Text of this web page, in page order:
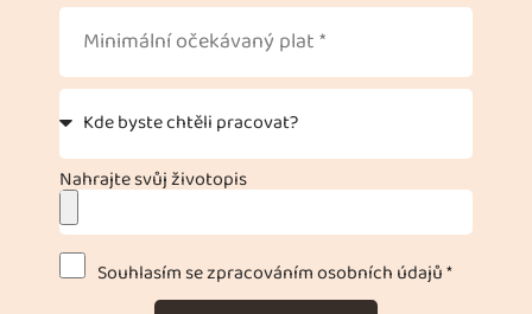
Nahrajte svůj životopis
Souhlasím se zpracováním osobních údajů *